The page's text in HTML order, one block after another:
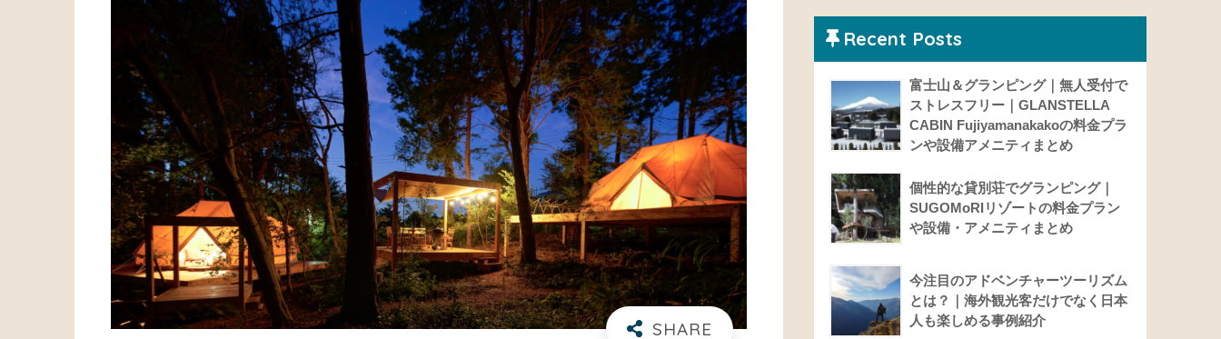
Recent Posts
富士山＆グランピング｜無人受付で
ストレスフリー｜GLANSTELLA
CABIN Fujiyamanakakoの料金プラ
ンや設備アメニティまとめ
個性的な貸別荘でグランピング｜
SUGOMoRIリゾートの料金プラン
や設備・アメニティまとめ
今注目のアドベンチャーツーリズム
とは？｜海外観光客だけでなく日本
人も楽しめる事例紹介